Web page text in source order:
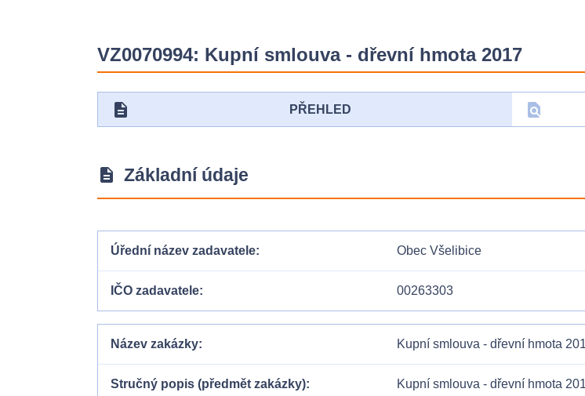
VZ0070994: Kupní smlouva - dřevní hmota 2017
description PŘEHLED find_in_page
description Základní údaje
Úřední název zadavatele Obec Všelibice
IČO zadavatele 00263303
Název zakázky Kupní smlouva - dřevní hmota
Stručný popis (předmět zakázky) Kupní smlouva - dřevní hmota